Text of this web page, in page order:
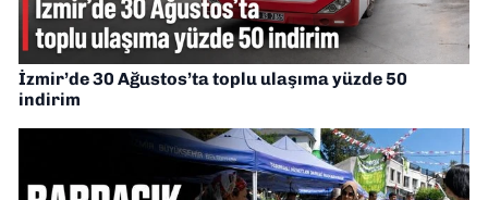
İzmir’de 30 Ağustos’ta toplu ulaşıma yüzde 50
indirim